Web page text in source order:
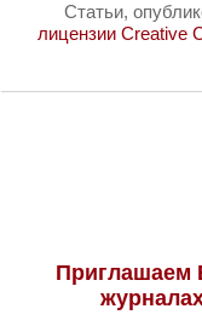
Статьи,
лицензии Creative
Приглашаем